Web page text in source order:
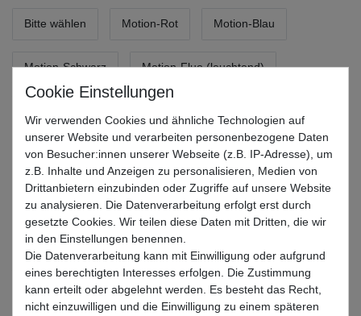
Bitte wählen Motion-Rot Motion-Blau
Motion-Schwarz Motion-Fluo (leuchtend)
Fluo-schwarz
4,40 EUR*
* inkl. MwSt. zzgl.Versandkosten
Lieferzeit 1-3 Tage (Deutschland); 3-7 Tage (Ausland)
Informationen zur Berechnung des Liefertermins hier
Wir verwenden Cookies und ähnliche Technologien auf
unserer Website und verarbeiten personenbezogene Daten
von Besucher:innen unserer Webseite (z.B. IP-Adresse), um
z.B. Inhalte und Anzeigen zu personalisieren, Medien von
Drittanbietern einzubinden oder Zugriffe auf unsere Website
zu analysieren. Die Datenverarbeitung erfolgt erst durch
gesetzte Cookies. Wir teilen diese Daten mit Dritten, die wir
in den Einstellungen benennen.
Die Datenverarbeitung kann mit Einwilligung oder aufgrund
eines berechtigten Interesses erfolgen. Die Zustimmung
kann erteilt oder abgelehnt werden. Es besteht das Recht,
nicht einzuwilligen und die Einwilligung zu einem späteren